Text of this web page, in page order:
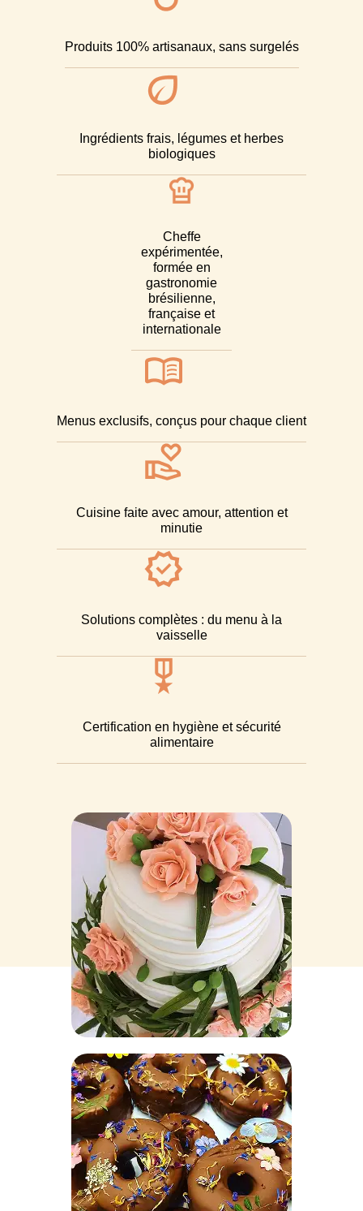
Produits 100% artisanaux, sans surgelés​
Ingrédients frais, légumes et herbes
biologiques​
Cheffe
expérimentée,
formée en
gastronomie
brésilienne,
française et
internationale​
Menus exclusifs, conçus pour chaque client​
Cuisine faite avec amour, attention et
minutie​
Solutions complètes : du menu à la
vaisselle
Certification en hygiène et sécurité
alimentaire​